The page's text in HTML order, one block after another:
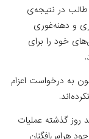
در نتیجه‌ی
و دهنه‌غوری
خود را برای
به درخواست اعزام
گذشته عملیات
هراس‌افگنان